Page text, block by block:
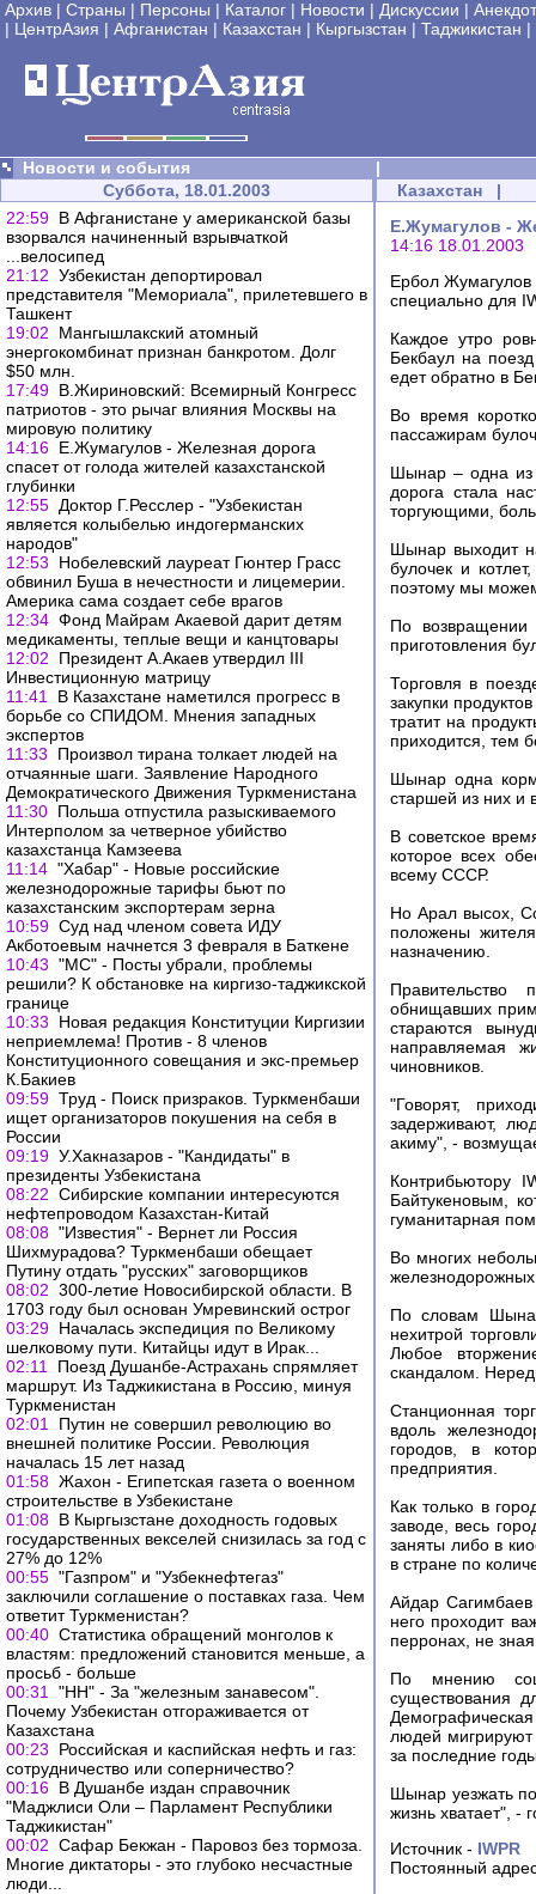
Архив | Страны | Персоны | Каталог | Новости | Дискуссии |
| ЦентрАзия | Афганистан | Казахстан | Кыргызстан | Таджикистан |
Новости и события
|
Суббота, 18.01.2003
22:59 В Афганистане у американской базы
взорвался начиненный взрывчаткой
...велосипед
21:12 Узбекистан депортировал
представителя "Мемориала", прилетевшего в
Ташкент
19:02
Мангышлакский атомный
энергокомбинат признан банкротом. Долг
$50 млн.
17:49 В.Жириновский: Всемирный Конгресс
патриотов - это рычаг влияния Москвы на
мировую политику
14:16 Е.Жумагулов - Железная дорога
спасет от голода жителей казахстанской
глубинки
12:55 Доктор Г.Ресслер - "Узбекистан
является колыбелью индогерманских
народов"
12:53
Нобелевский лауреат Гюнтер Грасс
обвинил Буша в нечестности и лицемерии.
Америка сама создает себе врагов
12:34 Фонд Майрам Акаевой дарит детям
медикаменты, теплые вещи и канцтовары
12:02
Президент А.Акаев утвердил III
Инвестиционную матрицу
11:41
В Казахстане наметился прогресс в
борьбе со СПИДОМ. Мнения западных
экспертов
11:33
Произвол тирана толкает людей на
отчаянные шаги. Заявление Народного
Демократического Движения Туркменистана
11:30 Польша отпустила разыскиваемого
Интерполом за четверное убийство
казахстанца Камзеева
11:14 "Хабар" - Новые российские
железнодорожные тарифы бьют по
казахстанским экспортерам зерна
10:59 Суд над членом совета ИДУ
Акботоевым начнется 3 февраля в Баткене
10:43 "МС" - Посты убрали, проблемы
решили? К обстановке на киргизо-таджикской
границе
10:33
Новая редакция Конституции Киргизии
неприемлема! Против - 8 членов
Конституционного совещания и экс-премьер
К.Бакиев
09:59 Труд - Поиск призраков. Туркменбаши
ищет организаторов покушения на себя в
России
09:19 У.Хакназаров - "Кандидаты" в
президенты Узбекистана
08:22 Сибирские компании интересуются
нефтепроводом Казахстан-Китай
08:08 "Известия" - Вернет ли Россия
Шихмурадова? Туркменбаши обещает
Путину отдать "русских" заговорщиков
08:02 300-летие Новосибирской области. В
1703 году был основан Умревинский острог
03:29 Началась экспедиция по Великому
шелковому пути. Китайцы идут в Ирак...
02:11
Поезд Душанбе-Астрахань спрямляет
маршрут. Из Таджикистана в Россию, минуя
Туркменистан
02:01
Путин не совершил революцию во
внешней политике России. Революция
началась 15 лет назад
01:58 Жахон - Египетская газета о военном
строительстве в Узбекистане
01:08 В Кыргызстане доходность годовых
государственных векселей снизилась за год с
27% до 12%
00:55 "Газпром" и "Узбекнефтегаз"
заключили соглашение о поставках газа. Чем
ответит Туркменистан?
00:40 Статистика обращений монголов к
властям: предложений становится меньше, а
просьб - больше
00:31
"НН" - За "железным занавесом".
Почему Узбекистан отгораживается от
Казахстана
00:23
Российская и каспийская нефть и газ:
сотрудничество или соперничество?
00:16 В Душанбе издан справочник
"Маджлиси Оли – Парламент Республики
Таджикистан"
00:02 Сафар Бекжан - Паровоз без тормоза.
Многие диктаторы - это глубоко несчастные
люди...
Казахстан |
Е.Жумагулов -
14:16 18.01.2003
Ербол Жумагулов
специально для
Каждое утро
Бекбаул на
едет обратно в
Во время
пассажирам
Шынар – одна из
дорога стала
торгующими,
Шынар выходит
булочек и
поэтому мы
По
приготовления
Торговля в
закупки
тратит на
приходится, тем
Шынар одна
старшей из них и
В советское
которое всех
всему СССР.
Но Арал высох,
положены
назначению.
обнищавших
стараются
направляемая
чиновников.
"Говорят,
задерживают,
акиму", -
Контрибьютору
Байтукеновым,
гуманитарная
Во многих
По словам
нехитрой
Любое
скандалом.
Станционная
вдоль
городов, в
предприятия.
Как только в
заводе, весь
заняты либо в
в стране по
Айдар Сагимбаев
него проходит
перронах, не
По мнению
существования
людей
за последние
Шынар уезжать
жизнь хватает", -
Источник - IWPR
Постоянный